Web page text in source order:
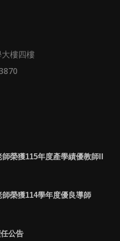
樓四樓
榮獲115年度產學績優教師II
榮獲114學年度優良導師
公告